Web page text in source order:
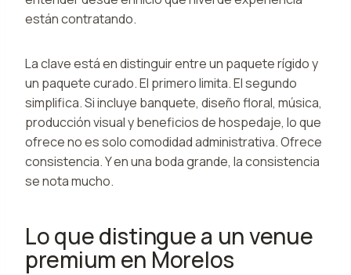
están contratando.
La clave está en distinguir entre un paquete rígido y
un paquete curado. El primero limita. El segundo
simplifica. Si incluye banquete, diseño floral, música,
producción visual y beneficios de hospedaje, lo que
ofrece no es solo comodidad administrativa. Ofrece
consistencia. Y en una boda grande, la consistencia
se nota mucho.
Lo que distingue a un venue
premium en Morelos